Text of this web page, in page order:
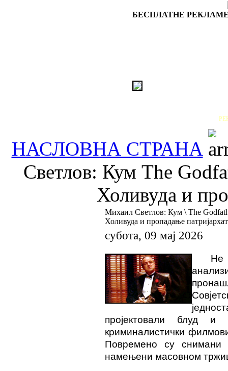
БЕСПЛАТНЕ
НАСЛОВНА СТРАНА
Светлов: Кум The
Холивуда и
Михаил Светлов: Кум \ The
Холивуда и пропадање
субота, 09 мај 2026
Не
пројектовали блуди
криминалистички
Повремено су
намењени масовном